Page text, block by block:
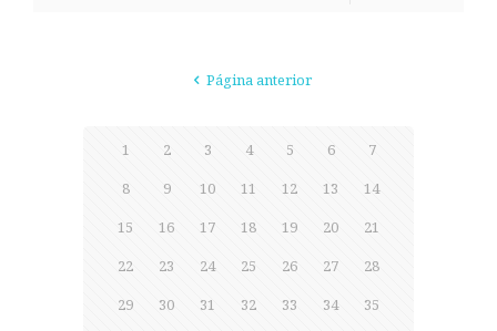
Página anterior
1 2 3 4 5 6
7
8
9 10 11 12 13
14
15
16 17 18 19 20
21
22
23 24 25 26 27
28
29
30 31 32 33 34
35